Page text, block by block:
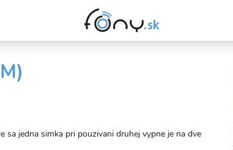
sa jedna simka pri pouzivani druhej vypne je na dve